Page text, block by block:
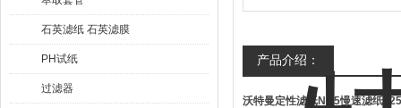
石英滤纸 石英滤膜
PH试纸
过滤器
产品介绍：
沃特曼定性滤纸NO5慢速滤纸